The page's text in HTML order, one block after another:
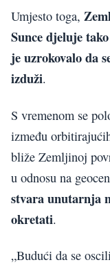
Umjesto toga,
Sunce djeluje
je uzrokovalo da
izduži.
S vremenom se
između
bliže Zemljinoj
u odnosu na
stvara unutarnja
okretati.
„Budući da se